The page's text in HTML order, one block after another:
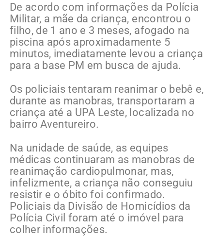
De acordo com informações da Polícia
Militar, a mãe da criança, encontrou o
filho, de 1 ano e 3 meses, afogado na
piscina após aproximadamente 5
minutos, imediatamente levou a criança
para a base PM em busca de ajuda.
Os policiais tentaram reanimar o bebê e,
durante as manobras, transportaram a
criança até a UPA Leste, localizada no
bairro Aventureiro.
Na unidade de saúde, as equipes
médicas continuaram as manobras de
reanimação cardiopulmonar, mas,
infelizmente, a criança não conseguiu
resistir e o óbito foi confirmado.
Policiais da Divisão de Homicídios da
Polícia Civil foram até o imóvel para
colher informações.